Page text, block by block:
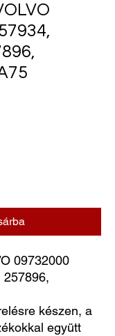
09732000
257896,
készen, a
együtt